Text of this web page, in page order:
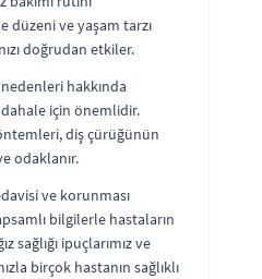
düzeni ve yaşam tarzı
doğrudan etkiler.
hakkında
için önemlidir.
diş çürüğünün
odaklanır.
ve korunması
bilgilerle hastaların
sağlığı ipuçlarımız ve
birçok hastanın sağlıklı